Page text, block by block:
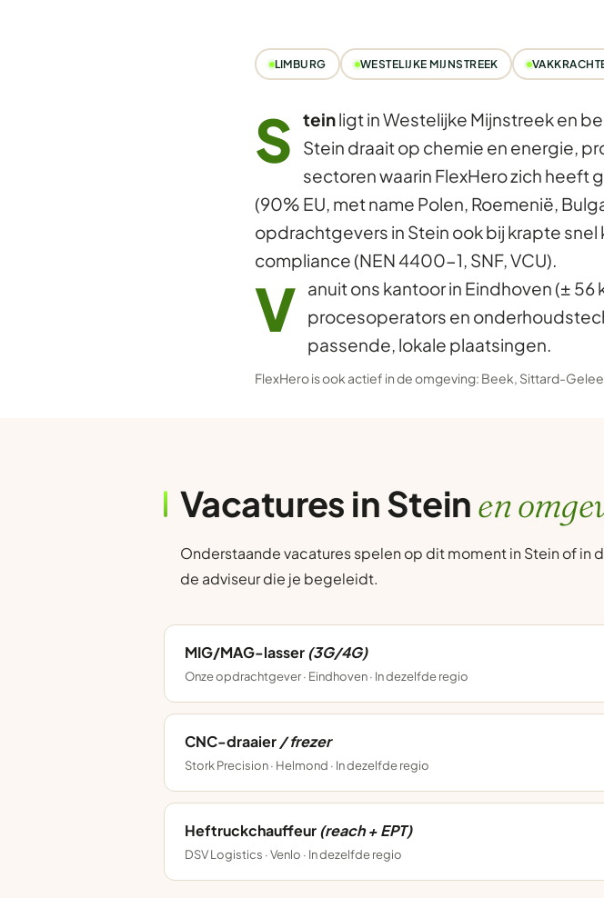
LIMBURG WESTELIJKE MIJNSTREEK
S teinligt in Westelijke Mijnstreek en
Stein draait op chemie en energie,
sectoren waarin FlexHero zich heeft
(90% EU, met name Polen, Roemenië,
opdrachtgevers in Stein ook bij krapte
compliance (NEN 4400-1, SNF, VCU).
V anuit ons kantoor in Eindhoven (± 56
procesoperators en
passende, lokale plaatsingen.
FlexHero is ook actief in de omgeving: Beek, Sittard-
Vacatures in Steinen
Onderstaande vacatures spelen op dit moment in Stein of in
de adviseur die je begeleidt.
MIG/MAG-lasser(3G/4G)
Onze opdrachtgever · Eindhoven · In dezelfde regio
CNC-draaier / frezer
Stork Precision · Helmond · In dezelfde regio
Heftruckchauffeur(reach + EPT)
DSV Logistics · Venlo · In dezelfde regio